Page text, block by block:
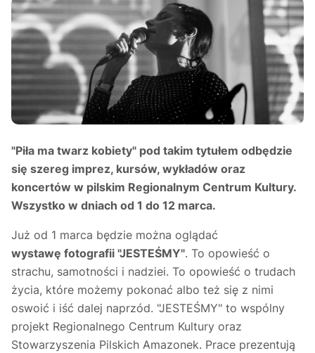
"Piła ma twarz kobiety" pod takim tytułem odbędzie
się szereg imprez, kursów, wykładów oraz
koncertów w pilskim Regionalnym Centrum Kultury.
Wszystko w dniach od 1 do 12 marca.
Już od 1 marca będzie można oglądać
wystawę fotografii "JESTEŚMY". To opowieść o
strachu, samotności i nadziei. To opowieść o trudach
życia, które możemy pokonać albo też się z nimi
oswoić i iść dalej naprzód. "JESTEŚMY" to wspólny
projekt Regionalnego Centrum Kultury oraz
Stowarzyszenia Pilskich Amazonek. Prace prezentują